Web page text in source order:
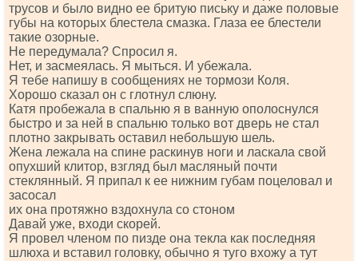
трусов и было видно ее бритую письку и даже половые
губы на которых блестела смазка. Глаза ее блестели
такие озорные.
Не передумала? Спросил я.
Нет, и засмеялась. Я мыться. И убежала.
Я тебе напишу в сообщениях не тормози Коля.
Хорошо сказал он с глотнул слюну.
Катя пробежала в спальню я в ванную ополоснулся
быстро и за ней в спальню только вот дверь не стал
плотно закрывать оставил небольшую шель.
Жена лежала на спине раскинув ноги и ласкала свой
опухший клитор, взгляд был масляный почти
стеклянный. Я припал к ее нижним губам поцеловал и
засосал
их она протяжно вздохнула со стоном
Давай уже, входи скорей.
Я провел членом по пизде она текла как последняя
шлюха и вставил головку, обычно я туго вхожу а тут